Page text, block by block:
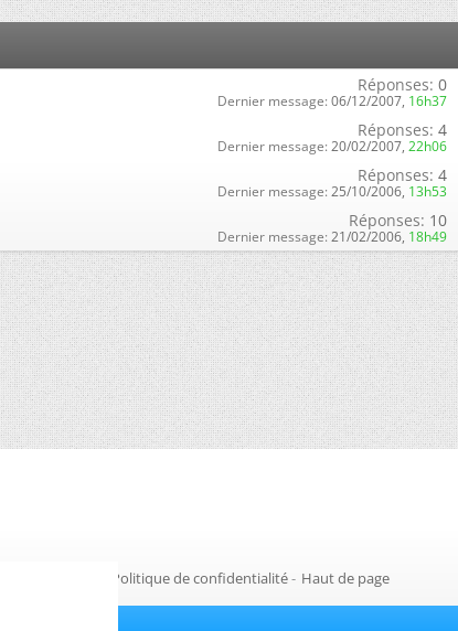
Réponses: 0
Dernier message: 06/12/2007, 16h37
Réponses: 4
Dernier message: 20/02/2007, 22h06
Réponses: 4
Dernier message: 25/10/2006, 13h53
Réponses: 10
Dernier message: 21/02/2006, 18h49
Politique de confidentialité- Haut de page